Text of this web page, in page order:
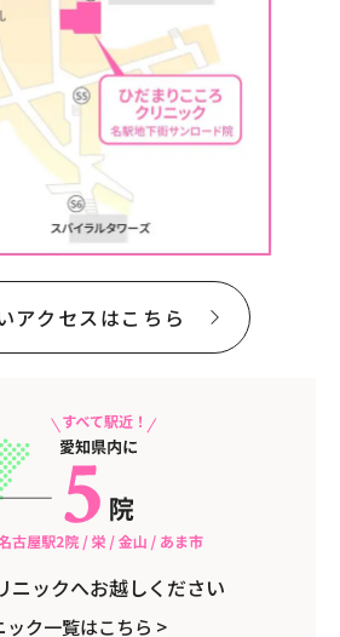
アクセスはこちら
ニックへお越しください
ック一覧はこちら >